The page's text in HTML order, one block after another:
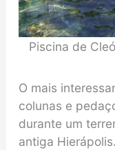
Piscina de
O mais
colunas e
durante um
antiga Hierápolis.